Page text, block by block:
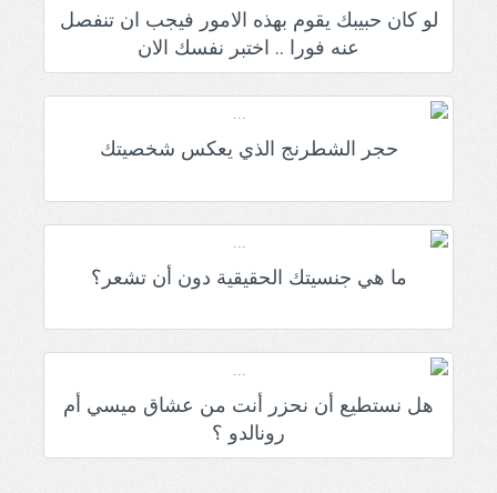
لو كان حبيبك يقوم بهذه الامور فيجب ان تنفصل
عنه فورا .. اختبر نفسك الان
حجر الشطرنج الذي يعكس شخصيتك
ما هي جنسيتك الحقيقية دون أن تشعر؟
هل نستطيع أن نحزر أنت من عشاق ميسي أم
رونالدو ؟